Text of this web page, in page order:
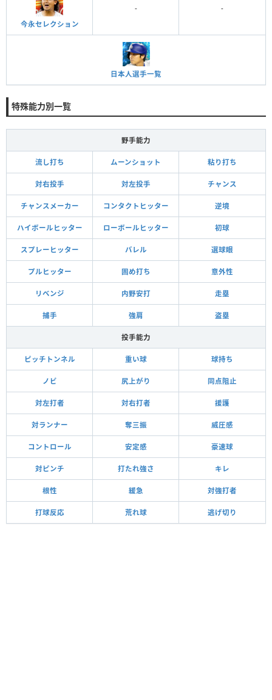
今永セレクション
- -
日本人選手一覧
特殊能力別一覧
野手能力
流し打ち ムーンショット 粘り打ち
対右投手 対左投手 チャンス
チャンスメーカー コンタクトヒッター 逆境
ハイボールヒッター ローボールヒッター 初球
スプレーヒッター バレル 選球眼
プルヒッター 固め打ち 意外性
リベンジ 内野安打 走塁
捕手 強肩 盗塁
投手能力
ピッチトンネル 重い球 球持ち
ノビ 尻上がり 同点阻止
対左打者 対右打者 援護
対ランナー 奪三振 威圧感
コントロール 安定感 豪速球
対ピンチ 打たれ強さ キレ
根性 緩急 対強打者
打球反応 荒れ球 逃げ切り